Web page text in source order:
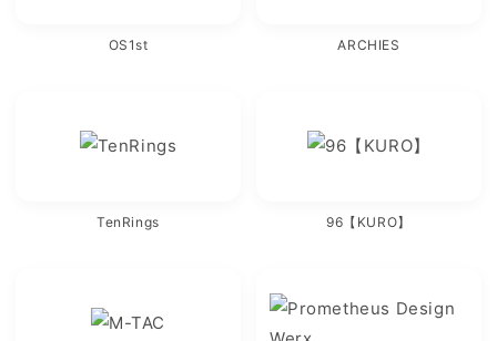
OS1st ARCHIES
TenRings 96【KURO】